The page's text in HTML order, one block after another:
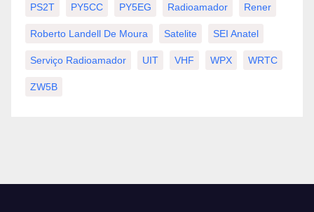
PS2T PY5CC PY5EG Radioamador Rener
Roberto Landell De Moura Satelite SEI Anatel
Serviço Radioamador UIT VHF WPX WRTC
ZW5B